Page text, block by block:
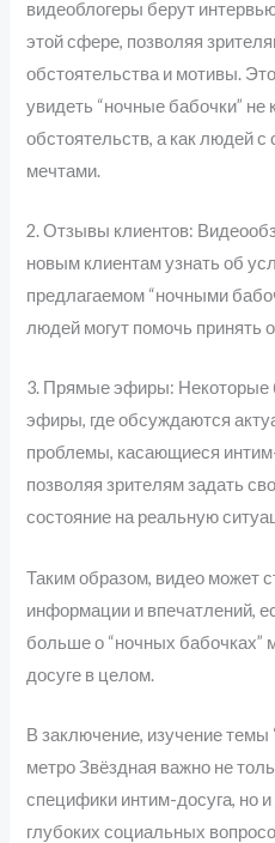
видеоблогеры берут
этой сфере, позволяя
обстоятельства и мотивы.
увидеть “ночные бабочки” не
обстоятельств, а как людей
мечтами.
2. Отзывы клиентов:
новым клиентам узнать об
предлагаемом “ночными
людей могут помочь принять
3. Прямые эфиры: Некоторые
эфиры, где обсуждаются
проблемы, касающиеся
позволяя зрителям задать
состояние на реальную
Таким образом, видео может
информации и впечатлений,
больше о “ночных бабочках”
досуге в целом.
В заключение, изучение темы
метро Звёздная важно не
специфики интим-досуга, но
глубоких социальных